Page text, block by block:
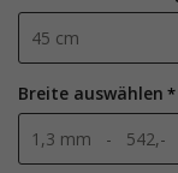
Breite auswählen